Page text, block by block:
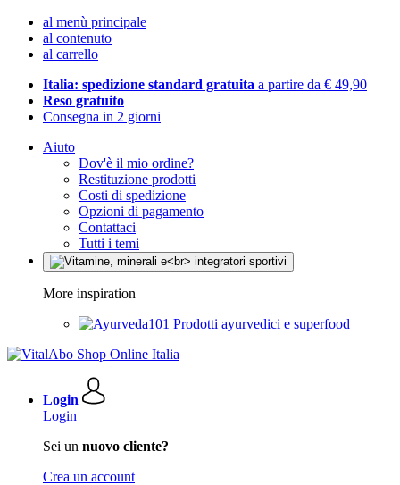
al menù principale
al contenuto
al carrello
Italia: spedizione standard gratuita a partire da € 49,90
Reso gratuito
Consegna in 2 giorni
Aiuto
Dov'è il mio ordine?
Restituzione prodotti
Costi di spedizione
Opzioni di pagamento
Contattaci
Tutti i temi
More inspiration
Prodotti ayurvedici e superfood
Login
Login
Sei un nuovo cliente?
Crea un account